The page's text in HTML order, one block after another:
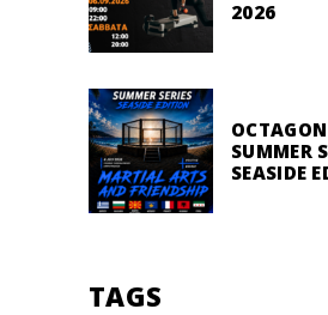
2026
OCTAGON
SUMMER
SEASIDE
TAGS